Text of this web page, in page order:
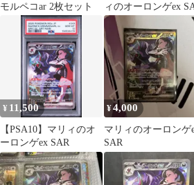
モルペコar 2枚セット
ィのオーロンゲex
¥ 11,500
【PSA10】マリィのオ
ーロンゲex SAR
¥4,000
マリィのオーロンゲ
SAR